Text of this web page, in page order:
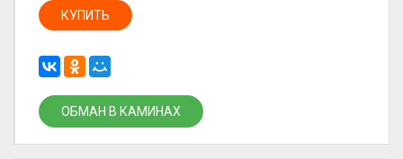
КУПИТЬ
ОБМАН В КАМИНАХ